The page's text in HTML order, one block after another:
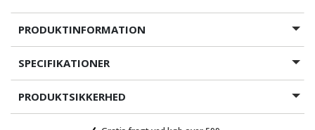
PRODUKTINFORMATION
SPECIFIKATIONER
PRODUKTSIKKERHED